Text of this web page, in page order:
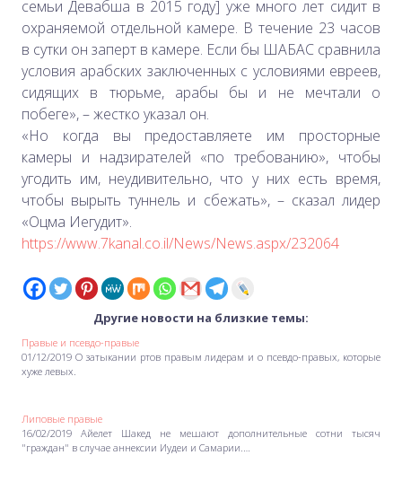
семьи Девабша в 2015 году] уже много лет сидит в
охраняемой отдельной камере. В течение 23 часов
в сутки он заперт в камере. Если бы ШАБАС сравнила
условия арабских заключенных с условиями евреев,
сидящих в тюрьме, арабы бы и не мечтали о
побеге», – жестко указал он.
«Но когда вы предоставляете им просторные
камеры и надзирателей «по требованию», чтобы
угодить им, неудивительно, что у них есть время,
чтобы вырыть туннель и сбежать», – сказал лидер
«Оцма Иегудит».
https://www.7kanal.co.il/News/News.aspx/232064
Другие новости на близкие темы:
Правые и псевдо-правые
01/12/2019 О затыкании ртов правым лидерам и о псевдо-правых, которые
хуже левых.
Липовые правые
16/02/2019 Айелет Шакед не мешают дополнительные сотни тысяч
"граждан" в случае аннексии Иудеи и Самарии.…